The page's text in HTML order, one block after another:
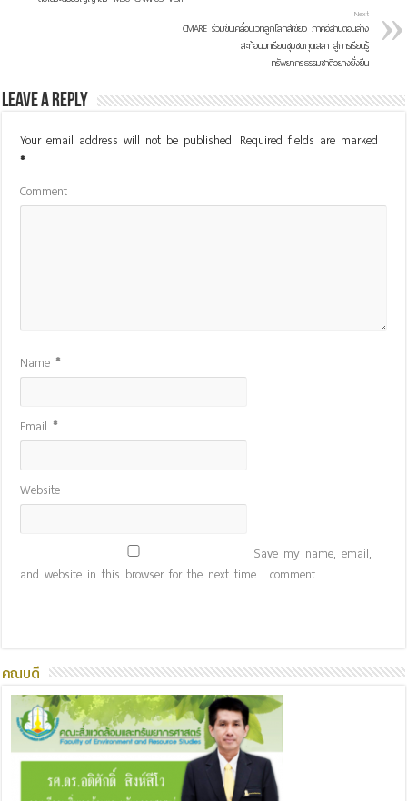
Next
CMARE ร่วมขับเคลื่อนเวทีลูกโลกสีเขียว ภาคอีสานตอนล่าง
สะท้อนบทเรียนชุมชนกุดเสลา สู่การเรียนรู้
ทรัพยากรธรรมชาติอย่างยั่งยืน
Leave a Reply
Your email address will not be published. Required fields are marked
*
Comment
Name*
Email*
Website
Save my name, email,
and website in this browser for the next time I comment.
คณบดี